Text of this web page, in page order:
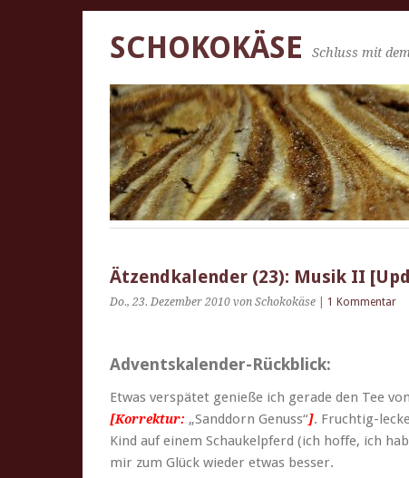
SCHOKOKÄSE Schluss mit
Ätzendkalender (23): Musik II
Do., 23. Dezember 2010 von Schokokäse 1 Kommentar
Adventskalender-Rückblick:
Etwas ver­spätet genieße ich ger­ade den Tee
[Kor­rek­tur: „Sand­dorn Genuss“]. Fruchtig-
Kind auf einem Schaukelpferd (ich hoffe, ich
mir zum Glück wieder etwas besser.